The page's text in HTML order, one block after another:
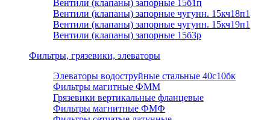
Вентили (клапаны) запорные 15б1п
Вентили (клапаны) запорные чугунн. 15кч18п1
Вентили (клапаны) запорные чугунн. 15кч19п1
Вентили (клапаны) запорные 15б3р
Фильтры, грязевики, элеваторы
Элеваторы водоструйные стальные 40с10бк
Фильтры магитные ФММ
Грязевики вертикальные фланцевые
Фильтры магнитные ФМФ